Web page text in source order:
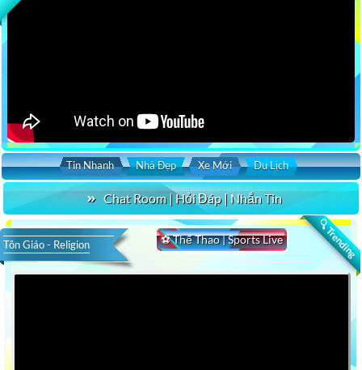
Tin Nhanh Nhà Đẹp Xe Mới Du Lịch
Chat Room | Hỏi Đáp | Nhắn Tin
🔍 Trending
⚽ Thể Thao | Sports Live
Tôn Giáo - Religion